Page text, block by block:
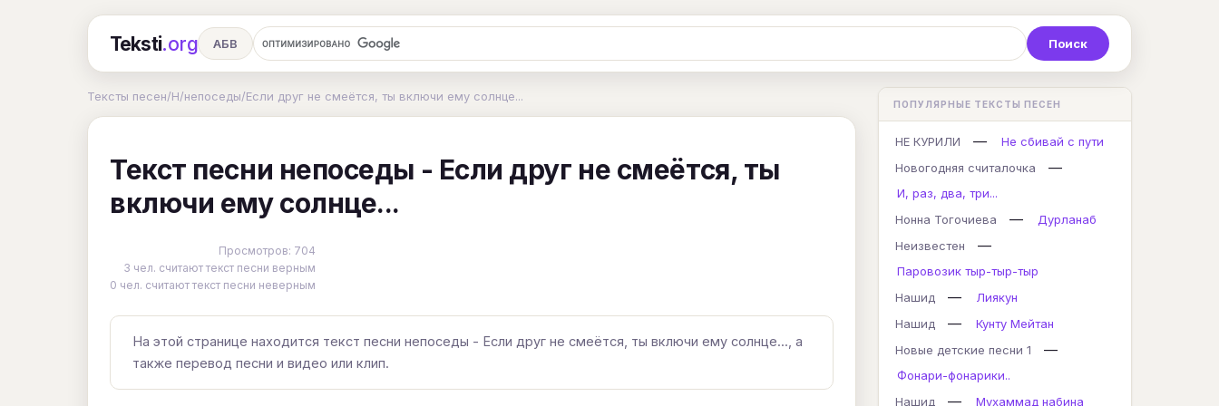
Teksti.org АБВ
С Т У Ф Х Ц
L M N O P Q
R S T U V W X Z #
Тексты песен/Н/непоседы/Если друг не смеётся, ты включи ему солнце...
Текст песни непоседы - Если друг не смеётся, ты
включи ему солнце...
Просмотров: 704
3 чел. считают текст песни верным
0 чел. считают текст песни неверным
На этой странице находится текст песни непоседы - Если друг не смеётся, ты включи ему солнце..., а
также перевод песни и видео или клип.
ПОПУЛЯРНЫЕ ТЕКСТЫ ПЕСЕН
НЕ КУРИЛИ —
Не сбивай с пути
Новогодняя считалочка
—
И, раз, два, три...
Нонна Тогочиева
—
Дурланаб
Неизвестен
—
Паровозик тыр-тыр-тыр
Нашид
—
Лиякун
Нашид
—
Кунту Мейтан
Новые детские песни 1
—
Фонари-фонарики..
Нашид
—
Мухаммад набина